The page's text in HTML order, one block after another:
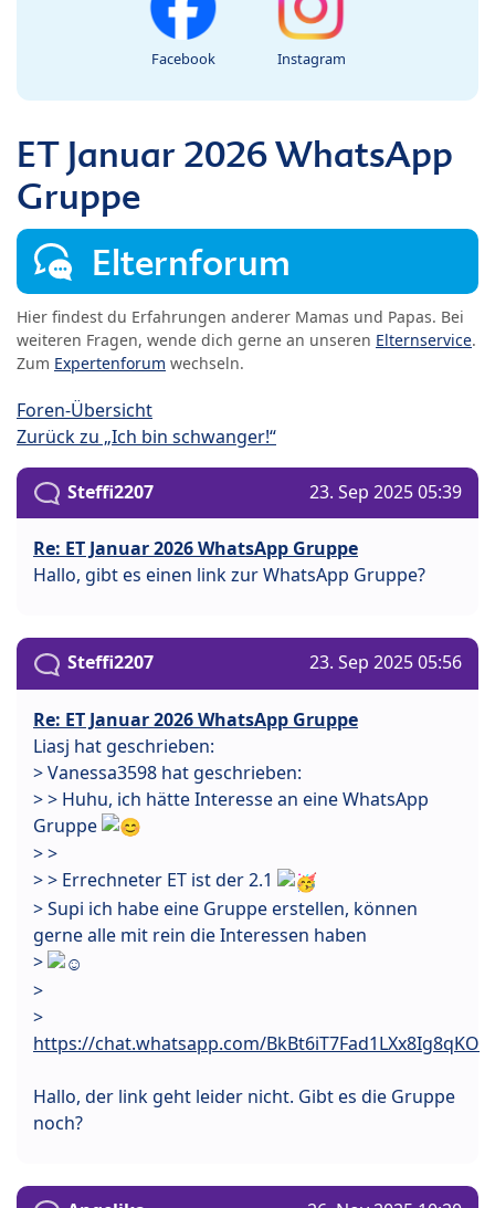
Facebook Instagram
ET Januar 2026 WhatsApp
Gruppe
Elternforum
Hier findest du Erfahrungen anderer Mamas und Papas. Bei
weiteren Fragen, wende dich gerne an unseren Elternservice.
Zum Expertenforum wechseln.
Foren-Übersicht
Zurück zu „Ich bin schwanger!“
Steffi2207 23. Sep 2025 05:39
Re: ET Januar 2026 WhatsApp Gruppe
Hallo, gibt es einen link zur WhatsApp Gruppe?
Steffi2207 23. Sep 2025 05:56
Re: ET Januar 2026 WhatsApp Gruppe
Liasj hat geschrieben:
> Vanessa3598 hat geschrieben:
> > Huhu, ich hätte Interesse an eine WhatsApp
Gruppe
> >
> > Errechneter ET ist der 2.1
> Supi ich habe eine Gruppe erstellen, können
gerne alle mit rein die Interessen haben
>
>
>
https://chat.whatsapp.com/BkBt6iT7Fad1LXx8Ig8qKO
Hallo, der link geht leider nicht. Gibt es die Gruppe
noch?